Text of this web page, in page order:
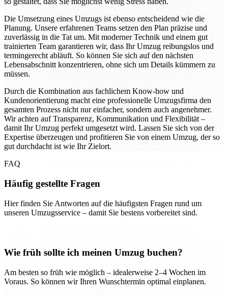
Die Umsetzung eines Umzugs ist ebenso entscheidend wie die
Planung. Unsere erfahrenen Teams setzen den Plan präzise und
zuverlässig in die Tat um. Mit moderner Technik und einem gut
trainierten Team garantieren wir, dass Ihr Umzug reibungslos und
termingerecht abläuft. So können Sie sich auf den nächsten
Lebensabschnitt konzentrieren, ohne sich um Details kümmern zu
müssen.
Durch die Kombination aus fachlichem Know-how und
Kundenorientierung macht eine professionelle Umzugsfirma den
gesamten Prozess nicht nur einfacher, sondern auch angenehmer.
Wir achten auf Transparenz, Kommunikation und Flexibilität –
damit Ihr Umzug perfekt umgesetzt wird. Lassen Sie sich von der
Expertise überzeugen und profitieren Sie von einem Umzug, der so
gut durchdacht ist wie Ihr Zielort.
FAQ
Häufig gestellte Fragen
Hier finden Sie Antworten auf die häufigsten Fragen rund um
unseren Umzugsservice – damit Sie bestens vorbereitet sind.
Wie früh sollte ich meinen Umzug buchen?
Am besten so früh wie möglich – idealerweise 2–4 Wochen im
Voraus. So können wir Ihren Wunschtermin optimal einplanen.